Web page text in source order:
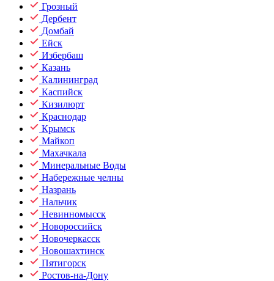
Грозный
Дербент
Домбай
Ейск
Избербаш
Казань
Калининград
Каспийск
Кизилюрт
Краснодар
Крымск
Майкоп
Махачкала
Минеральные Воды
Набережные челны
Назрань
Нальчик
Невинномысск
Новороссийск
Новочеркасск
Новошахтинск
Пятигорск
Ростов-на-Дону